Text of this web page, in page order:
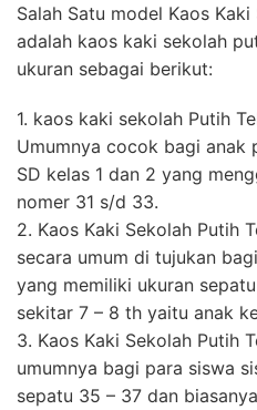
Salah Satu model Kaos
adalah kaos kaki sekolah
ukuran sebagai berikut:
1. kaos kaki sekolah Putih
Umumnya cocok bagi anak
SD kelas 1 dan 2 yang
nomer 31 s/d 33.
2. Kaos Kaki Sekolah Putih
secara umum di tujukan
yang memiliki ukuran
sekitar 7 – 8 th yaitu anak
3. Kaos Kaki Sekolah Putih
umumnya bagi para siswa
sepatu 35 – 37 dan